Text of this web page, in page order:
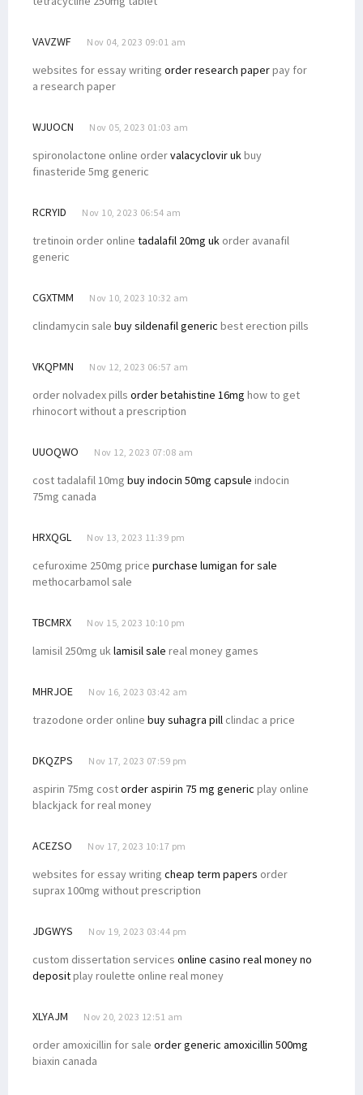
VAVZWF Nov 04, 2023 09:01 am
websites for essay writing order research paperpay for
a research paper
WJUOCN Nov 05, 2023 01:03 am
spironolactone online ordervalacyclovir ukbuy
finasteride 5mg generic
RCRYID Nov 10, 2023 06:54 am
tretinoin order online tadalafil 20mg uk order avanafil
generic
CGXTMM Nov 10, 2023 10:32 am
clindamycin sale buy sildenafil generic best erection pills
VKQPMN Nov 12, 2023 06:57 am
order nolvadex pills order betahistine 16mg how to get
rhinocort without a prescription
UUOQWO Nov 12, 2023 07:08 am
cost tadalafil 10mg buy indocin 50mg capsule indocin
75mg canada
HRXQGL Nov 13, 2023 11:39 pm
cefuroxime 250mg price purchase lumigan for sale
methocarbamol sale
TBCMRX Nov 15, 2023 10:10 pm
lamisil 250mg uklamisil sale real money games
MHRJOE Nov 16, 2023 03:42 am
trazodone order online buy suhagra pill clindac a price
DKQZPS Nov 17, 2023 07:59 pm
aspirin 75mg costorder aspirin 75 mg generic play online
blackjack for real money
ACEZSO Nov 17, 2023 10:17 pm
websites for essay writing cheap term papers order
suprax 100mg without prescription
JDGWYS Nov 19, 2023 03:44 pm
custom dissertation services online casino real money no
depositplay roulette online real money
XLYAJM Nov 20, 2023 12:51 am
order amoxicillin for sale order generic amoxicillin 500mg
biaxin canada